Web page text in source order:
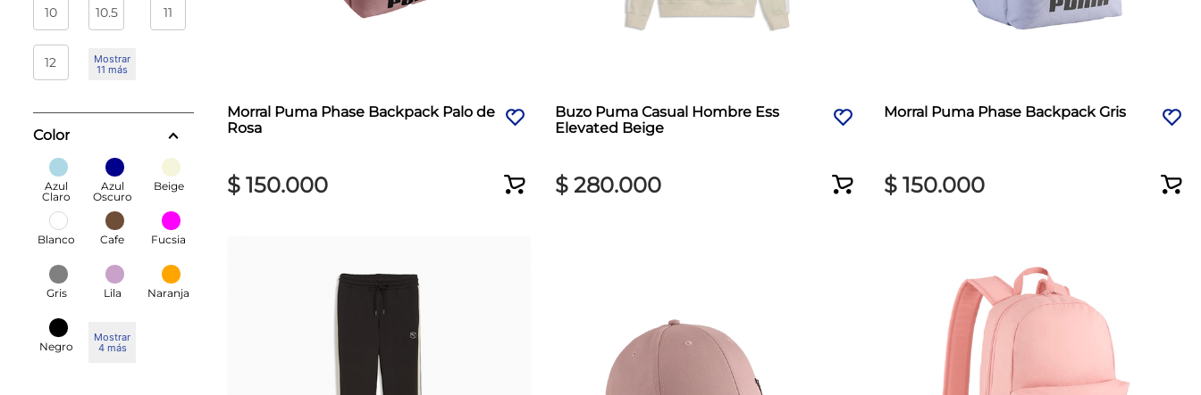
Color
Azul
Claro
Azul
Oscuro
Beige
Blanco Cafe Fucsia
Gris Lila Naranja
Negro
Mostrar
4 más
10 10.5 11
12
Mostrar
11 más
Morral Puma Phase Backpack Palo de
Rosa
$ 150.000
Buzo Puma Casual Hombre Ess
Elevated Beige
$ 280.000
Morral Puma Phase Backpack Gris
$ 150.000